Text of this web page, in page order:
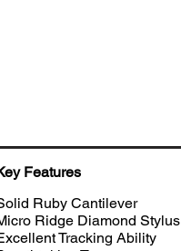
Features
Ruby Cantilever
Ridge Diamond Stylus
Tracking Ability